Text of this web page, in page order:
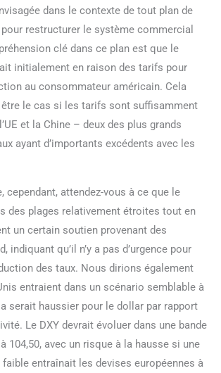
dans le contexte de tout plan de
pour restructurer le système commercial
clé dans ce plan est que le
initialement en raison des tarifs pour
au consommateur américain. Cela
le cas si les tarifs sont suffisamment
et la Chine – deux des plus grands
ayant d’importants excédents avec les
cependant, attendez-vous à ce que le
des plages relativement étroites tout en
un certain soutien provenant des
indiquant qu’il n’y a pas d’urgence pour
des taux. Nous dirions également
entraient dans un scénario semblable à
serait haussier pour le dollar par rapport
Le DXY devrait évoluer dans une bande
104,50, avec un risque à la hausse si une
faible entraînait les devises européennes à